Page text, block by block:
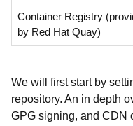
Container Registry
by Red Hat Quay)
We will first start by
repository. An in depth
GPG signing, and CDN